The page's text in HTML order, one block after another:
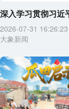
深入学习贯彻习近
2026-07-31 16:26:23
大象新闻